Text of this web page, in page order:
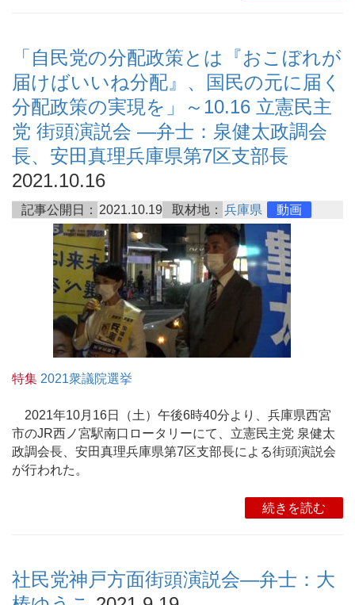
「自民党の分配政策とは『おこぼれが
届けばいいね分配』、国民の元に届く
分配政策の実現を」～10.16 立憲民主
党 街頭演説会 ―弁士：泉健太政調会
長、安田真理兵庫県第7区支部長
2021.10.16
記事公開日： 2021.10.19 取材地： 兵庫県 動画
特集 2021衆議院選挙
2021年10月16日（土）午後6時40分より、兵庫県西宮
市のJR西ノ宮駅南口ロータリーにて、立憲民主党 泉健太
政調会長、安田真理兵庫県第7区支部長による街頭演説会
が行われた。
続きを読む
社民党神戸方面街頭演説会―弁士：大